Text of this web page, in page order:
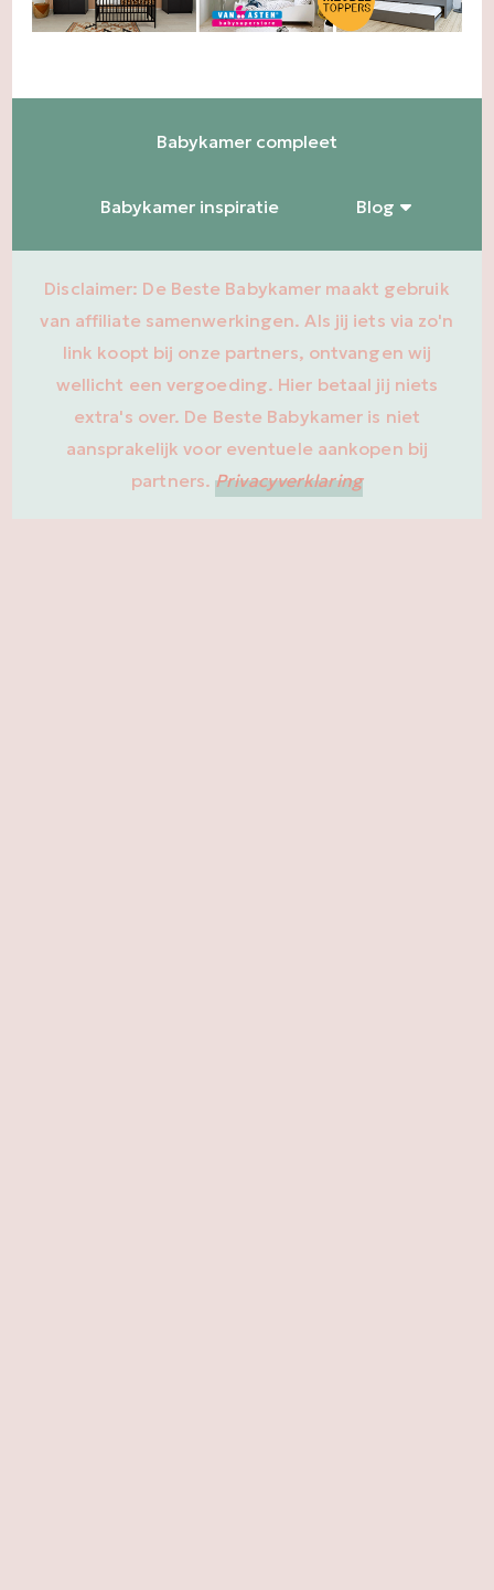
Babykamer compleet
Babykamer inspiratie Blog
Disclaimer: De Beste Babykamer maakt gebruik
van affiliate samenwerkingen. Als jij iets via zo'n
link koopt bij onze partners, ontvangen wij
wellicht een vergoeding. Hier betaal jij niets
extra's over. De Beste Babykamer is niet
aansprakelijk voor eventuele aankopen bij
partners.Privacyverklaring